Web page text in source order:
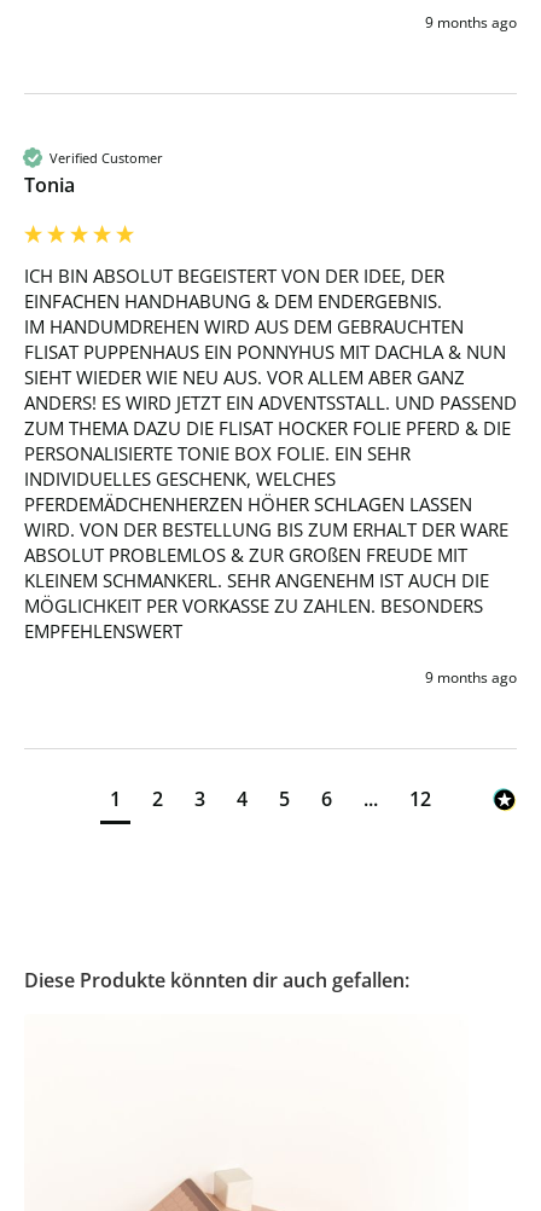
9 months ago
Verified Customer
Tonia
ICH BIN ABSOLUT BEGEISTERT VON DER IDEE, DER
EINFACHEN HANDHABUNG & DEM ENDERGEBNIS.
IM HANDUMDREHEN WIRD AUS DEM GEBRAUCHTEN
FLISAT PUPPENHAUS EIN PONNYHUS MIT DACHLA & NUN
SIEHT WIEDER WIE NEU AUS. VOR ALLEM ABER GANZ
ANDERS! ES WIRD JETZT EIN ADVENTSSTALL. UND PASSEND
ZUM THEMA DAZU DIE FLISAT HOCKER FOLIE PFERD & DIE
PERSONALISIERTE TONIE BOX FOLIE. EIN SEHR
INDIVIDUELLES GESCHENK, WELCHES
PFERDEMÄDCHENHERZEN HÖHER SCHLAGEN LASSEN
WIRD. VON DER BESTELLUNG BIS ZUM ERHALT DER WARE
ABSOLUT PROBLEMLOS & ZUR GROßEN FREUDE MIT
KLEINEM SCHMANKERL. SEHR ANGENEHM IST AUCH DIE
MÖGLICHKEIT PER VORKASSE ZU ZAHLEN. BESONDERS
EMPFEHLENSWERT
9 months ago
1 2 3 4 5 6 ... 12
Diese Produkte könnten dir auch gefallen: